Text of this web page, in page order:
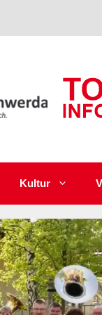
Kultur